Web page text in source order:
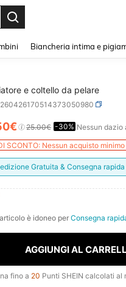
Biancheria intima e
e coltello da pelare
AND
25.00€ -30% Nessun dazio
SCONTO: Nessun acquisto minimo
Gratuita & Consegna rapida
è idoneo per Consegna
AGGIUNGI AL
fino a 20 Punti SHEIN calcolati al